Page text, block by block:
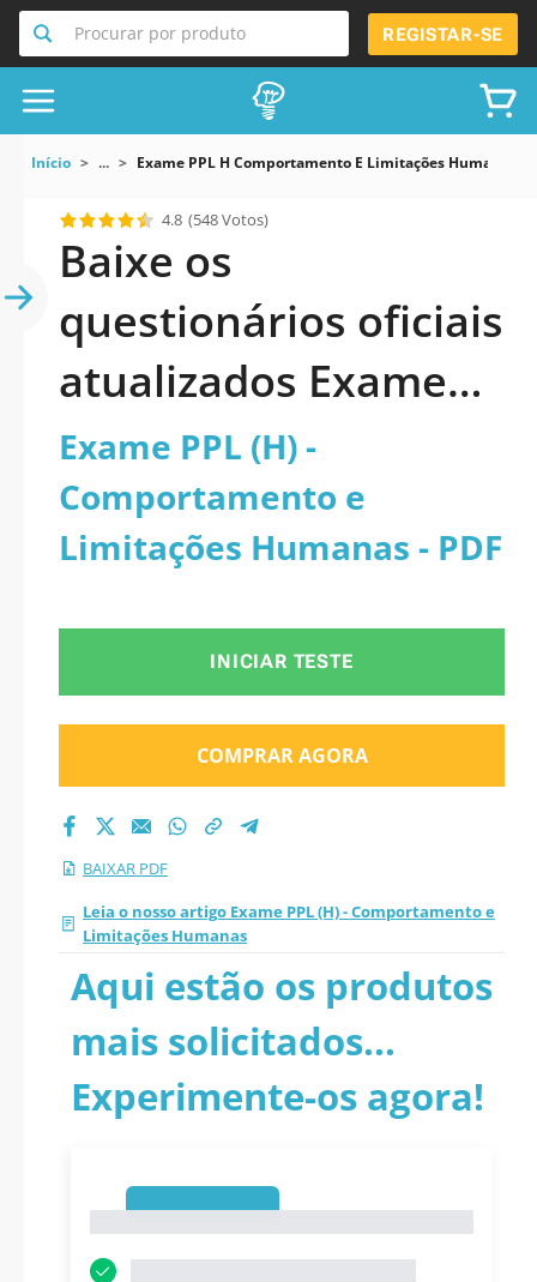
Procurar por produto REGISTAR-SE
Início ... Exame PPL H Comportamento E Limitações Humanas
4.8 (548 Votos)
Baixe os
questionários oficiais
atualizados Exame
PPL (H) -
Comportamento e
Limitações Humanas
2026 PDF
Exame PPL (H) -
Comportamento e
Limitações Humanas - PDF
INICIAR TESTE
COMPRAR AGORA
BAIXAR PDF
Leia o nosso artigo Exame PPL (H) - Comportamento e
Limitações Humanas
Aqui estão os produtos
mais solicitados...
Experimente-os agora!